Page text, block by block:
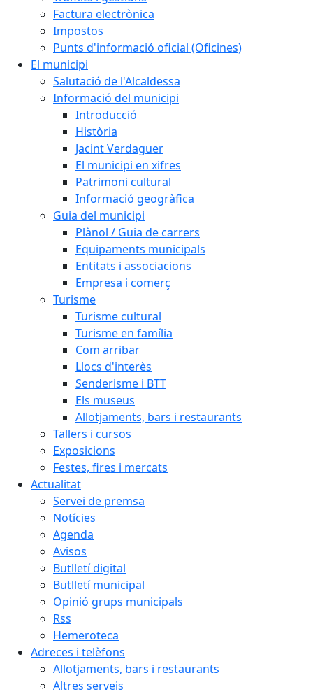
Factura electrònica
Impostos
Punts d'informació oficial (Oficines)
El municipi
Salutació de l'Alcaldessa
Informació del municipi
Introducció
Història
Jacint Verdaguer
El municipi en xifres
Patrimoni cultural
Informació geogràfica
Guia del municipi
Plànol / Guia de carrers
Equipaments municipals
Entitats i associacions
Empresa i comerç
Turisme
Turisme cultural
Turisme en família
Com arribar
Llocs d'interès
Senderisme i BTT
Els museus
Allotjaments, bars i restaurants
Tallers i cursos
Exposicions
Festes, fires i mercats
Actualitat
Servei de premsa
Notícies
Agenda
Avisos
Butlletí digital
Butlletí municipal
Opinió grups municipals
Rss
Hemeroteca
Adreces i telèfons
Allotjaments, bars i restaurants
Altres serveis